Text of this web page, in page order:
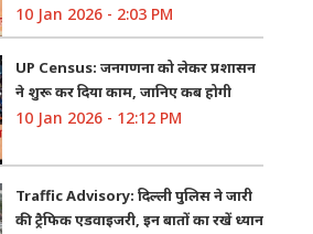
10 Jan 2026 - 2:03 PM
UP Census: जनगणना को लेकर प्रशासन
ने शुरू कर दिया काम, जानिए कब होगी
10 Jan 2026 - 12:12 PM
Traffic Advisory: दिल्ली पुलिस ने जारी
की ट्रैफिक एडवाइजरी, इन बातों का रखें ध्यान